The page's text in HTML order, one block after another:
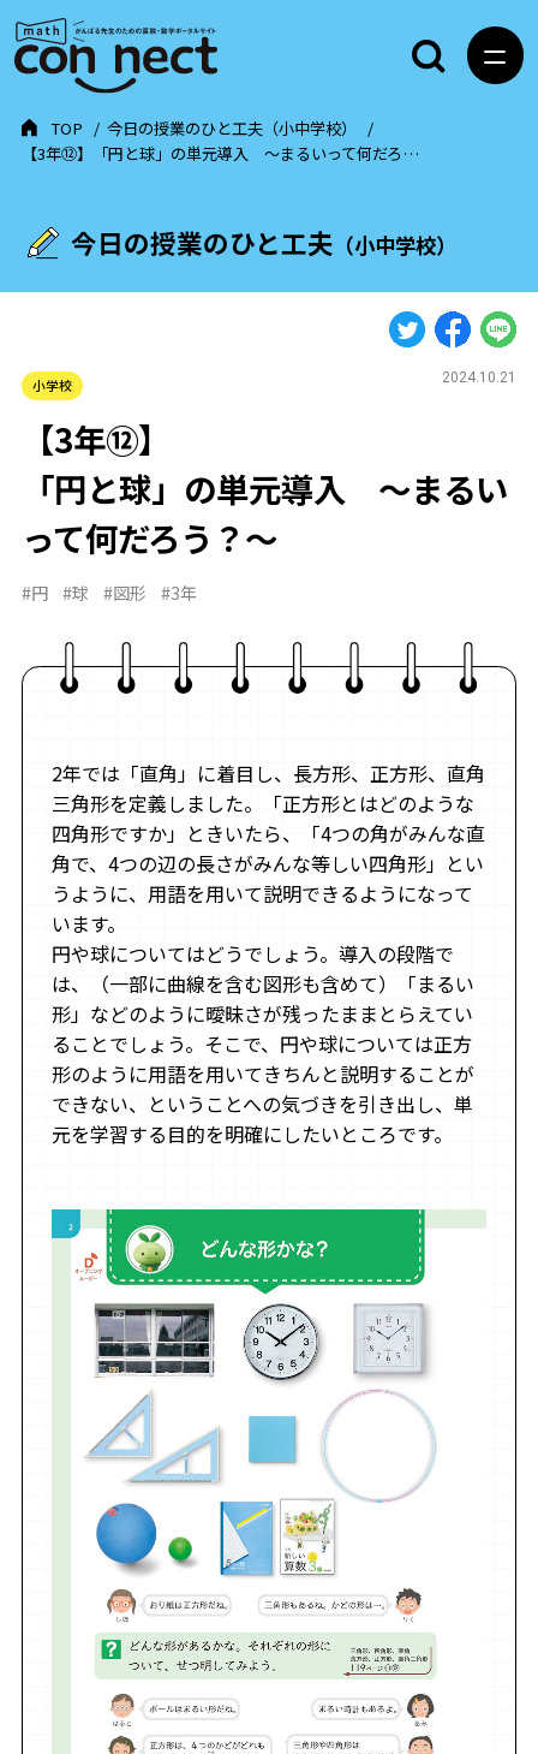
今日の授業のひと工夫 （小中学校）
TOP
今日の授業のひと工夫（小中学校）
【3年⑫】「円と球」の単元導入 ～まるいって何だろ…
小学校 2024.10.21
【3年⑫】
「円と球」の単元導入 ～まるい
って何だろう？～
#円 #球 #図形 #3年
2年では「直角」に着目し、長方形、正方形、直角
三角形を定義しました。「正方形とはどのような
四角形ですか」ときいたら、「4つの角がみんな直
角で、4つの辺の長さがみんな等しい四角形」とい
うように、用語を用いて説明できるようになって
います。
円や球についてはどうでしょう。導入の段階で
は、（一部に曲線を含む図形も含めて）「まるい
形」などのように曖昧さが残ったままとらえてい
ることでしょう。そこで、円や球については正方
形のように用語を用いてきちんと説明することが
できない、ということへの気づきを引き出し、単
元を学習する目的を明確にしたいところです。